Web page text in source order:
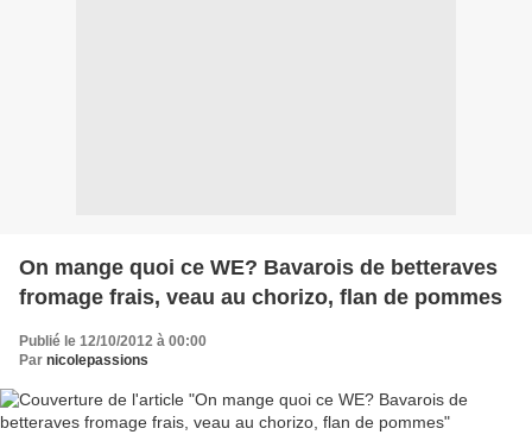
On mange quoi ce WE? Bavarois de betteraves
fromage frais, veau au chorizo, flan de pommes
Publié le 12/10/2012 à 00:00
Par nicolepassions